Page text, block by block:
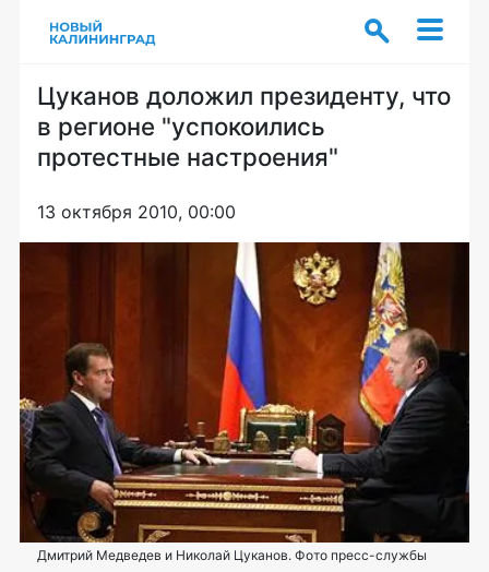
Цуканов доложил президенту, что
в регионе "успокоились
протестные настроения"
13 октября 2010, 00:00
Дмитрий Медведев и Николай Цуканов. Фото пресс-службы